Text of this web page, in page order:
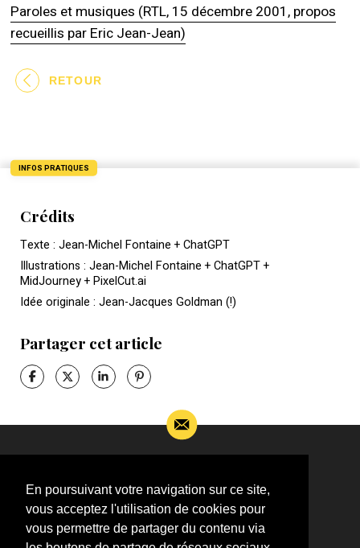
En poursuivant votre navigation sur ce site,
vous acceptez l'utilisation de cookies pour
vous permettre de partager du contenu via
Paroles et musiques (RTL, 15 décembre 2001, propos
recueillis par Eric Jean-Jean)
RETOUR
INFOS PRATIQUES
Crédits
Texte : Jean-Michel Fontaine + ChatGPT
Illustrations : Jean-Michel Fontaine + ChatGPT +
MidJourney + PixelCut.ai
Idée originale : Jean-Jacques Goldman (!)
Partager cet article
complémentaires sur l’actualité de Jean-Jacques
Goldman,
ÉCRIVEZ-MOI !